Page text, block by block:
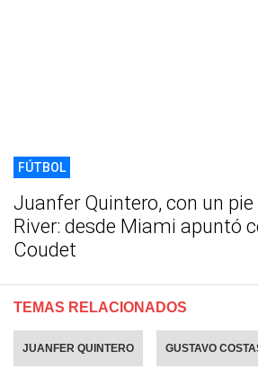
FÚTBOL
Juanfer Quintero, con un
River: desde Miami apuntó
Coudet
TEMAS RELACIONADOS
JUANFER QUINTERO GUSTAVO